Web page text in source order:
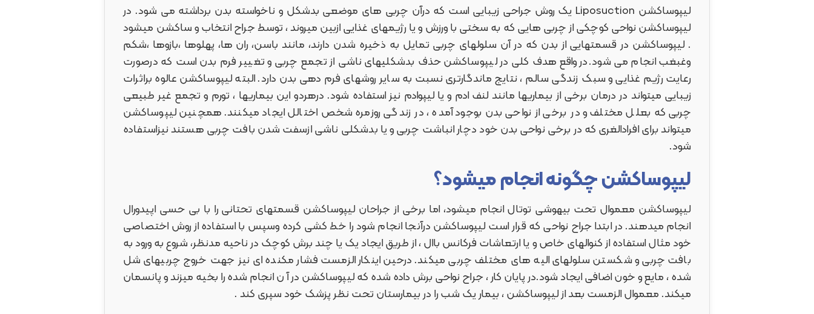
لیپوساکشن Liposuction یک روش جراحی زیبایی است که درآن چربی های موضعی بدشکل و ناخواسته بدن برداشته می شود. در
لیپوساکشن نواحی کوچکی از چربی هایی که به سختی با ورزش و یا رژیمهای غذایی ازبین میروند ، توسط جراح انتخاب و ساکشن میشود
. لیپوساکشن در قسمتهایی از بدن که در آن سلولهای چربی تمایل به ذخیره شدن دارند، مانند باسن، ران ها، پهلوها ،بازوها ،شکم
وغبغب انجام می شود.در واقع هدف کلی در لیپوساکشن حذف بدشکلیهای ناشی از تجمع چربی و تغییر فرم بدن است که درصورت
رعایت رژیم غذایی و سبک زندگی سالم ، نتایج ماندگارتری نسبت به سایر روشهای فرم دهی بدن دارد. البته لیپوساکشن عالوه براثرات
زیبایی میتواند در درمان برخی از بیماریها مانند لنف ادم و یا لیپوادم نیز استفاده شود. درهردو این بیماریها ، تورم و تجمع غیر طبیعی
چربی که بعلل مختلف و در برخی از نواحی بدن بوجود آمده ، در زندگی روزمره شخص اختالل ایجاد میکنند. همچنین لیپوساکشن
میتواند برای افرادالغری که در برخی نواحی بدن خود دچار انباشت چربی و یا بدشکلی ناشی ازسفت شدن بافت چربی هستند نیزاستفاده
شود.
لیپوساکشن چگونه انجام میشود؟
لیپوساکشن معموال تحت بیهوشی توتال انجام میشود، اما برخی از جراحان لیپوساکشن قسمتهای تحتانی را با بی حسی اپیدورال
انجام میدهند. در ابتدا جراح نواحی که قرار است لیپوساکشن درآنجا انجام شود را خط کشی کرده وسپس با استفاده از روش اختصاصی
خود مثال استفاده از کنوالهای خاص و یا ارتعاشات فرکانس باال ، از طریق ایجاد یک یا چند برش کوچک در ناحیه مدنظر، شروع به ورود به
بافت چربی و شکستن سلولهای الیه های مختلف چربی میکند. درحین اینکار الزمست فشار مکنده ای نیز جهت خروج چربیهای شل
شده ، مایع و خون اضافی ایجاد شود.در پایان کار ، جراح نواحی برش داده شده که لیپوساکشن در آ ن انجام شده را بخیه میزند و پانسمان
میکند. معموال الزمست بعد از لیپوساکشن ، بیمار یک شب را در بیمارستان تحت نظر پزشک خود سپری کند .